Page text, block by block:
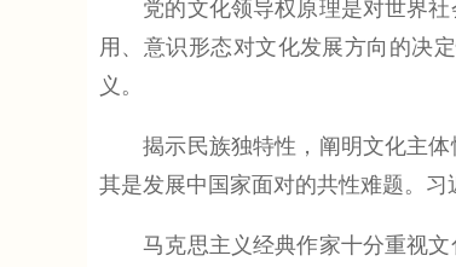
党的文化领导权原理是对世界社
用、意识形态对文化发展方向的决
义。
揭示民族独特性，阐明文化主体
其是发展中国家面对的共性难题。习
马克思主义经典作家十分重视文